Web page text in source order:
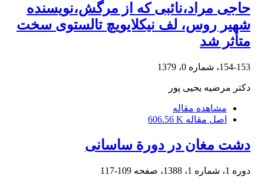
حاجی مراد،نائبی که از مرگش،نویسنده
شهیر روس، لف نیکلایویچ تالستوی سخت
متأثر شد
154-153، شماره 0، 1379
دکتر مرضیه یحیی پور
مشاهده مقاله
اصل مقاله 606.56 K
دشت مغان در دورة ساسانی
دوره 1، شماره 1، 1388، صفحه 109-117